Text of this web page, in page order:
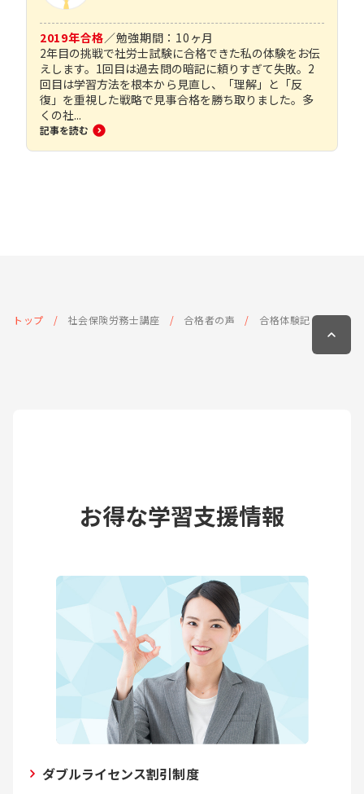
2019年合格／勉強期間： 10 ヶ月
2年目の挑戦で社労士試験に合格できた私の体験をお伝
えします。1回目は過去問の暗記に頼りすぎて失敗。2
回目は学習方法を根本から見直し、「理解」と「反
復」を重視した戦略で見事合格を勝ち取りました。多
くの社...
記事を読む
トップ 社会保険労務士講座 合格者の声 合格体験記
お得な学習支援情報
ダブルライセンス割引制度